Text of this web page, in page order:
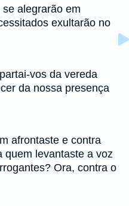
alegrarão em
exultarão no
vos da vereda
da nossa presença
afrontaste e contra
quem levantaste a voz
Ora, contra o